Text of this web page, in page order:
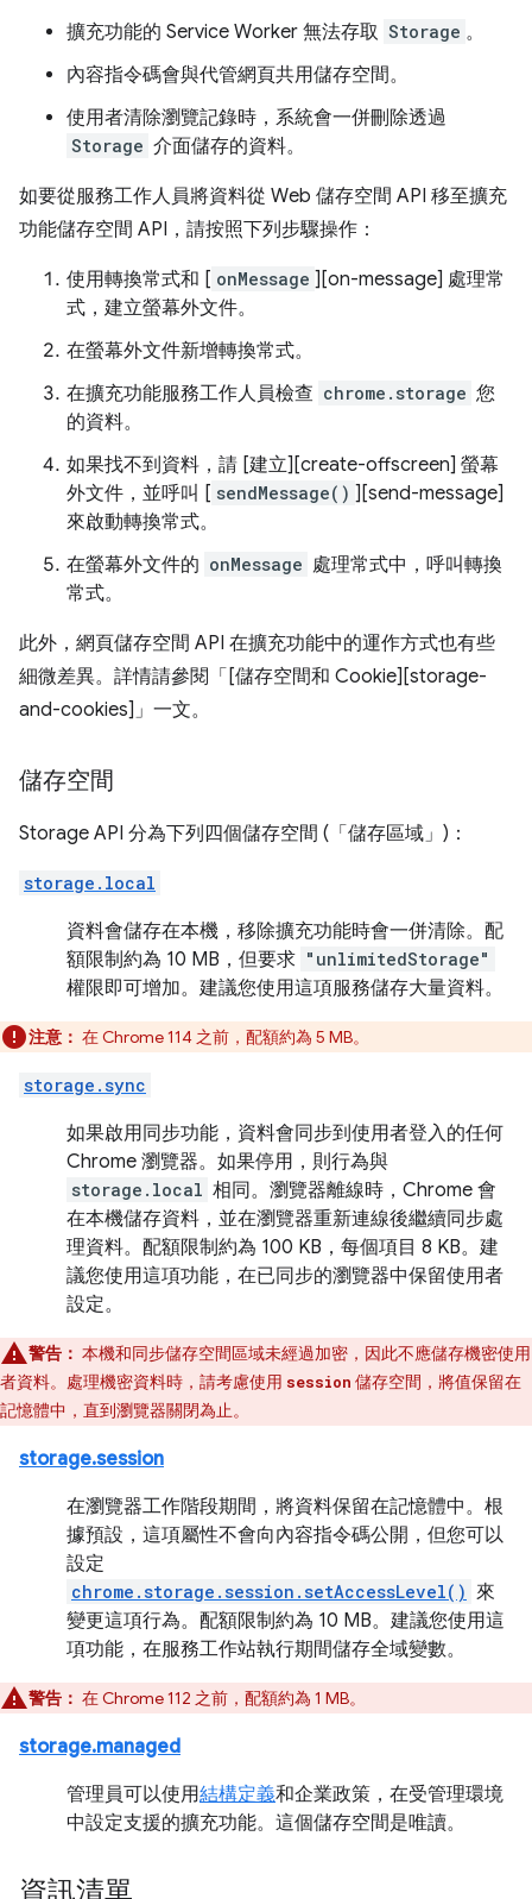
擴充功能的 Service Worker 無法存取 Storage 。
內容指令碼會與代管網頁共用儲存空間。
使用者清除瀏覽記錄時，系統會一併刪除透過
Storage 介面儲存的資料。
如要從服務工作人員將資料從 Web 儲存空間 API 移至擴充
功能儲存空間 API，請按照下列步驟操作：
使用轉換常式和 [ onMessage ][on-message] 處理常
式，建立螢幕外文件。
在螢幕外文件新增轉換常式。
在擴充功能服務工作人員檢查 chrome.storage 您
的資料。
如果找不到資料，請 [建立][create-offscreen] 螢幕
外文件，並呼叫 [ sendMessage() ][send-message]
來啟動轉換常式。
在螢幕外文件的 onMessage 處理常式中，呼叫轉換
常式。
此外，網頁儲存空間 API 在擴充功能中的運作方式也有些
細微差異。詳情請參閱「[儲存空間和 Cookie][storage-
and-cookies]」一文。
儲存空間
Storage API 分為下列四個儲存空間 (「儲存區域」)：
storage.local
資料會儲存在本機，移除擴充功能時會一併清除。配
額限制約為 10 MB，但要求 "unlimitedStorage"
權限即可增加。建議您使用這項服務儲存大量資料。
注意： 在 Chrome 114 之前，配額約為 5 MB。
storage.sync
如果啟用同步功能，資料會同步到使用者登入的任何
Chrome 瀏覽器。如果停用，則行為與
storage.local 相同。瀏覽器離線時，Chrome 會
在本機儲存資料，並在瀏覽器重新連線後繼續同步處
理資料。配額限制約為 100 KB，每個項目 8 KB。建
議您使用這項功能，在已同步的瀏覽器中保留使用者
設定。
警告： 本機和同步儲存空間區域未經過加密，因此不應儲存機密使用
者資料。處理機密資料時，請考慮使用 session 儲存空間，將值保留在
記憶體中，直到瀏覽器關閉為止。
storage.session
在瀏覽器工作階段期間，將資料保留在記憶體中。根
據預設，這項屬性不會向內容指令碼公開，但您可以
設定
chrome.storage.session.setAccessLevel() 來
變更這項行為。配額限制約為 10 MB。建議您使用這
項功能，在服務工作站執行期間儲存全域變數。
警告： 在 Chrome 112 之前，配額約為 1 MB。
storage.managed
管理員可以使用結構定義和企業政策，在受管理環境
中設定支援的擴充功能。這個儲存空間是唯讀。
資訊清單